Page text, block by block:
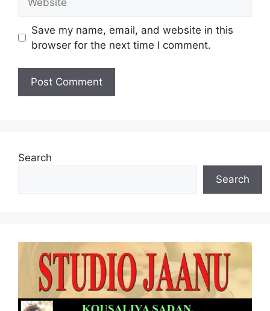
Save my name, email, and website in this
browser for the next time I comment.
Search
Search